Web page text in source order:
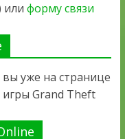
или форму связи
уже на странице
Grand Theft